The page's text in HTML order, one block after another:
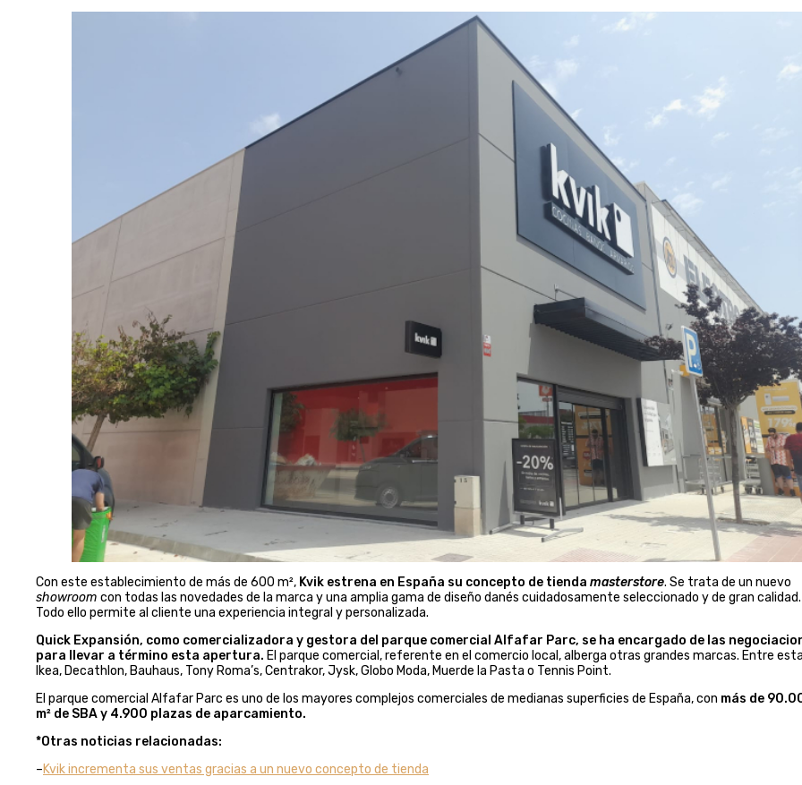
Con este establecimiento de más de 600 m², Kvik estrena en España su concepto de tienda masterstore. Se trata de un nuevo
showroom con todas las novedades de la marca y una amplia gama de diseño danés cuidadosamente seleccionado y de gran calidad.
Todo ello permite al cliente una experiencia integral y personalizada.
Quick Expansión, como comercializadora y gestora del parque comercial Alfafar Parc, se ha encargado de las
para llevar a término esta apertura. El parque comercial, referente en el comercio local, alberga otras grandes marcas. Entre
Ikea, Decathlon, Bauhaus, Tony Roma’s, Centrakor, Jysk, Globo Moda, Muerde la Pasta o Tennis Point.
El parque comercial Alfafar Parc es uno de los mayores complejos comerciales de medianas superficies de España, con más de
m² de SBA y 4.900 plazas de aparcamiento.
*Otras noticias relacionadas:
–Kvik incrementa sus ventas gracias a un nuevo concepto de tienda